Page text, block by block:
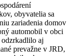
obyvatelia sa
zariadenia domov
automobil v obci
aj
prevažne v JRD,